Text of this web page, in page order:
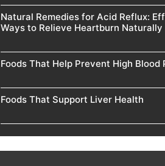
Natural Remedies for Acid Reflux:
Ways to Relieve Heartburn Naturally
Foods That Help Prevent High Blood
Foods That Support Liver Health